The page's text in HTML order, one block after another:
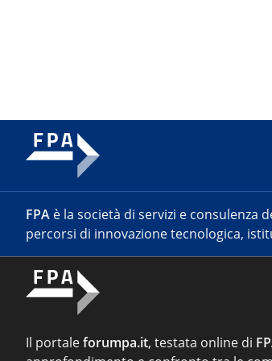
FPA è la società di servizi e consulenza
percorsi di innovazione tecnologica,
Il portaleforumpa.it, testata online di